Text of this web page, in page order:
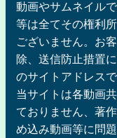
動画やサムネイル
等は全てその権利
ございません。お
除、送信防止措置
のサイトアドレス
当サイトは各動画
ておりません、著
め込み動画等に問